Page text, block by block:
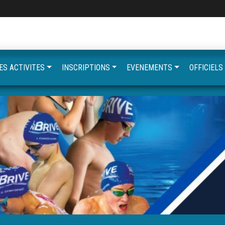
ACTIVITES INSCRIPTIONS EVENEMENTS OFFICIELS